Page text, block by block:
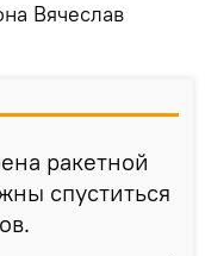
Вячеслав
ракетной
спуститься